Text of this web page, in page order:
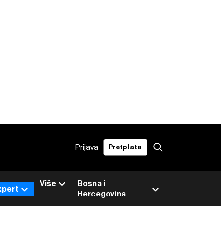
Prijava Pretplata
Bosna i
Hercegovina
Više